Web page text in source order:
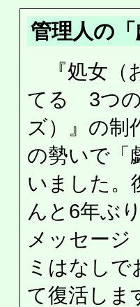
管理人の
『処女（
てる 3つ
ズ）』の制
の勢いで「
いました。
んと6年ぶ
メッセー
ミはなし
て復活しま